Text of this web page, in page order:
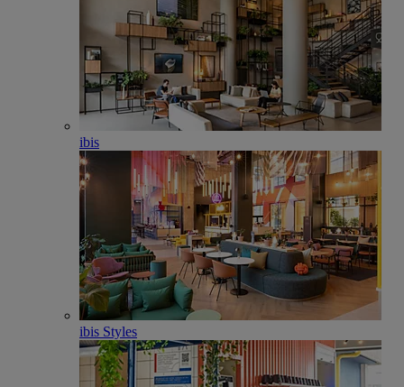
ibis
ibis Styles